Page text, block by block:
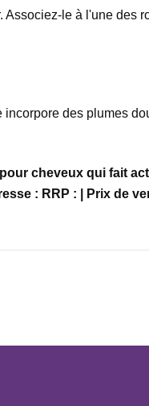
le à l'une des
des plumes
cheveux qui fait
: RRP : | Prix ​​de